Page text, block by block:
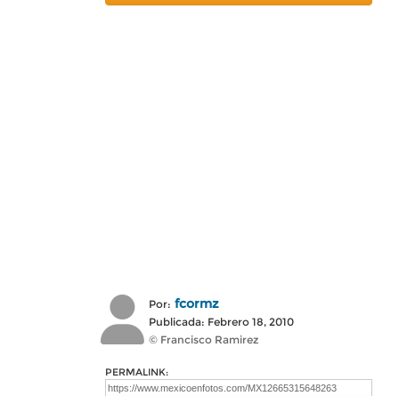
Por: fcormz
Publicada: Febrero 18, 2010
© Francisco Ramirez
PERMALINK: